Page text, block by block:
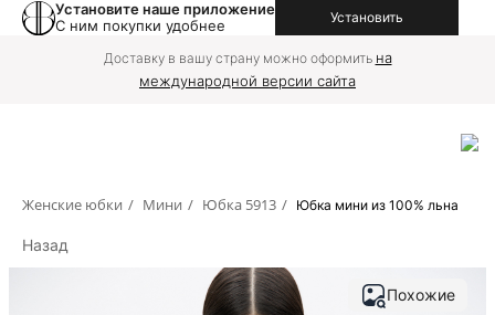
Установите наше приложение
С ним покупки удобнее
Установить
Доставку в вашу страну можно оформить на
международной версии сайта
Женские юбки / Мини / Юбка 5913 / Юбка мини из 100% льна
Назад
Похожие